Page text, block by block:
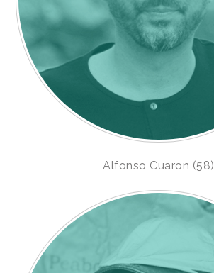
Alfonso Cuaron (58)